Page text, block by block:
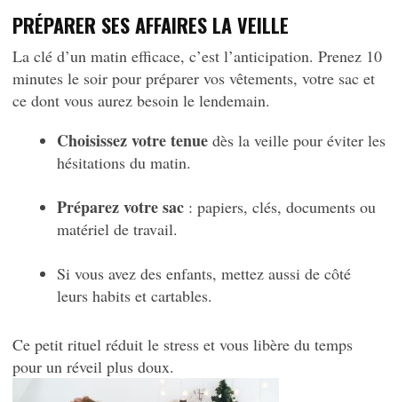
PRÉPARER SES AFFAIRES LA VEILLE
La clé d’un matin efficace, c’est l’anticipation. Prenez 10
minutes le soir pour préparer vos vêtements, votre sac et
ce dont vous aurez besoin le lendemain.
Choisissez votre tenue dès la veille pour éviter les
hésitations du matin.
Préparez votre sac : papiers, clés, documents ou
matériel de travail.
Si vous avez des enfants, mettez aussi de côté
leurs habits et cartables.
Ce petit rituel réduit le stress et vous libère du temps
pour un réveil plus doux.